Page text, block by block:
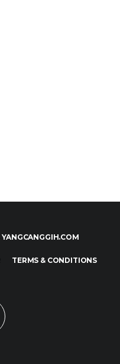
TERMS & CONDITIONS